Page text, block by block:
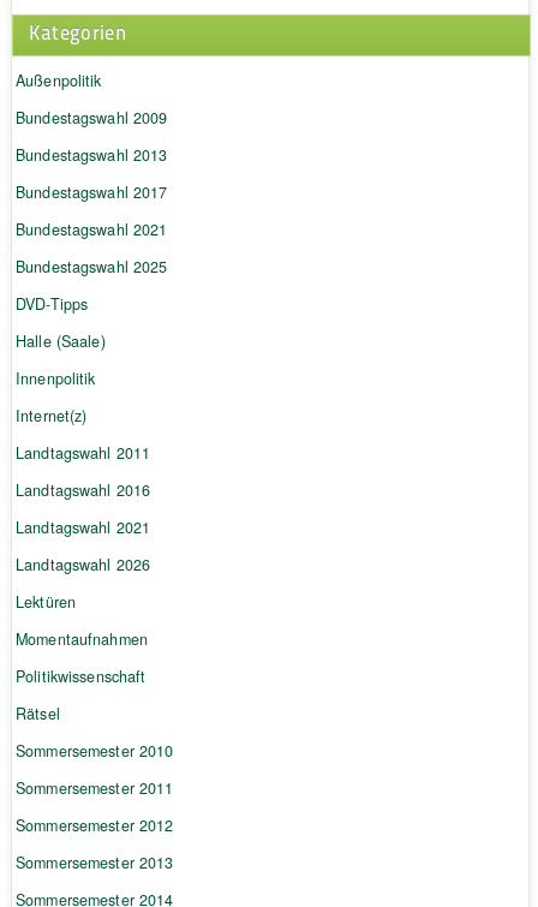
Kategorien
Außenpolitik
Bundestagswahl 2009
Bundestagswahl 2013
Bundestagswahl 2017
Bundestagswahl 2021
Bundestagswahl 2025
DVD-Tipps
Halle (Saale)
Innenpolitik
Internet(z)
Landtagswahl 2011
Landtagswahl 2016
Landtagswahl 2021
Landtagswahl 2026
Lektüren
Momentaufnahmen
Politikwissenschaft
Rätsel
Sommersemester 2010
Sommersemester 2011
Sommersemester 2012
Sommersemester 2013
Sommersemester 2014